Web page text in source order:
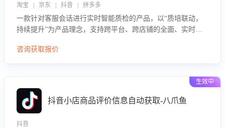
淘宝 | 京东 | 抖音 | 拼多多
一款针对客服会话进行实时智能质检的产品，以“质培联动，
持续提升”为产品理念，支持跨平台、跨店铺的全面、实时、
队的销服能力。
咨询获取报价
生效中
抖音小店商品评价信息自动获取-八爪鱼
抖音